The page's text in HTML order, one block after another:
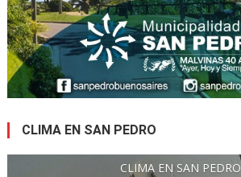
CLIMA EN SAN PEDRO
CLIMA EN SAN PEDRO